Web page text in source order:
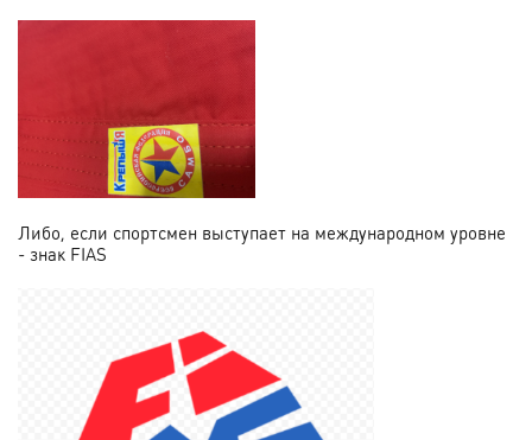
Либо, если спортсмен выступает на международном уровне
- знак FIAS